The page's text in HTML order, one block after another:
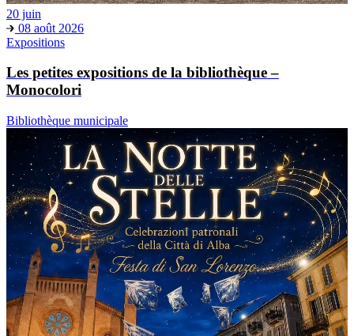
20 juin
08 août 2026
Expositions
Les petites expositions de la bibliothèque –
Monocolori
Bibliothèque municipale